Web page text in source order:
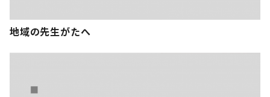
地域の先生がたへ